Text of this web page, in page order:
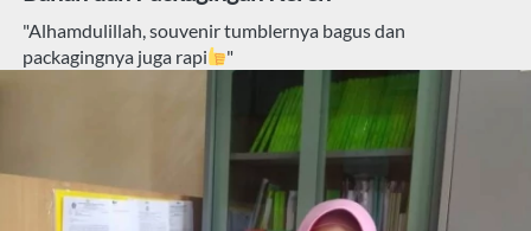
"Alhamdulillah, souvenir tumblernya bagus dan
packagingnya juga rapi
"